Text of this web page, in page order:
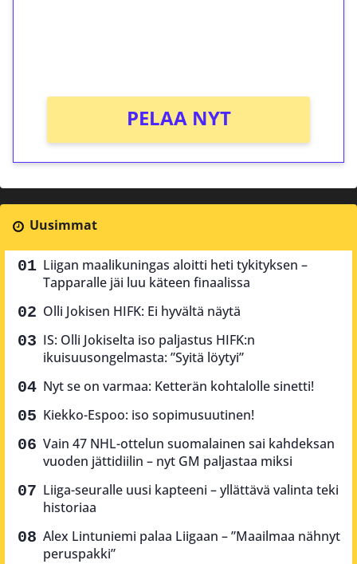
PELAA NYT
Uusimmat
Liigan maalikuningas aloitti heti tykityksen –
Tapparalle jäi luu käteen finaalissa
Olli Jokisen HIFK: Ei hyvältä näytä
IS: Olli Jokiselta iso paljastus HIFK:n
ikuisuusongelmasta: ”Syitä löytyi”
Nyt se on varmaa: Ketterän kohtalolle sinetti!
Kiekko-Espoo: iso sopimusuutinen!
Vain 47 NHL-ottelun suomalainen sai kahdeksan
vuoden jättidiilin – nyt GM paljastaa miksi
Liiga-seuralle uusi kapteeni – yllättävä valinta teki
historiaa
Alex Lintuniemi palaa Liigaan – ”Maailmaa nähnyt
peruspakki”